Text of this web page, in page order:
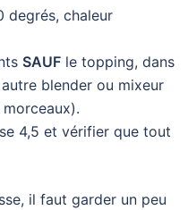
degrés, chaleur
SAUF le topping, dans
blender ou mixeur
4,5 et vérifier que tout
il faut garder un peu